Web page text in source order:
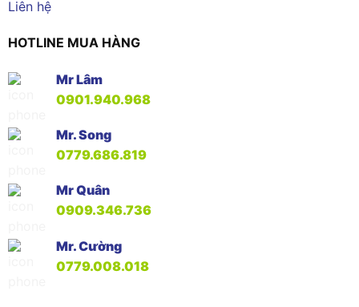
Liên hệ
HOTLINE MUA HÀNG
Mr Lâm
0901.940.968
Mr. Song
0779.686.819
Mr Quân
0909.346.736
Mr. Cường
0779.008.018